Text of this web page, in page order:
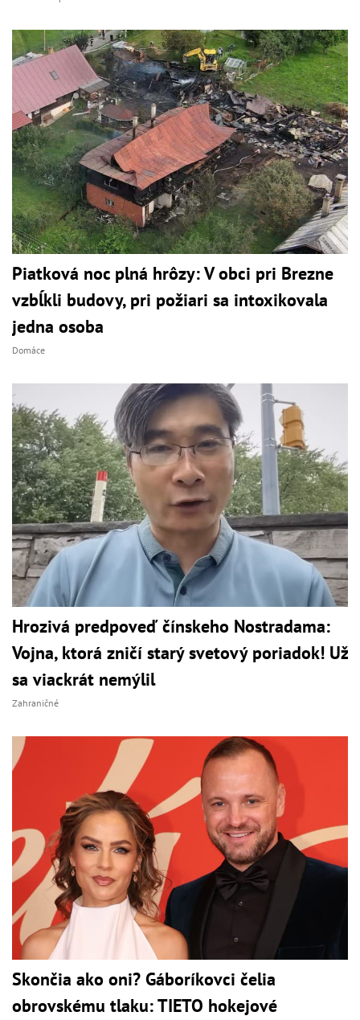
Piatková noc plná hrôzy: V obci pri Brezne
vzbĺkli budovy, pri požiari sa intoxikovala
jedna osoba
Domáce
Hrozivá predpoveď čínskeho Nostradama:
Vojna, ktorá zničí starý svetový poriadok! Už
sa viackrát nemýlil
Zahraničné
Skončia ako oni? Gáboríkovci čelia
obrovskému tlaku: TIETO hokejové